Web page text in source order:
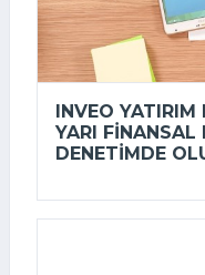
INVEO
YARI FINANSAL
DENETIMDE